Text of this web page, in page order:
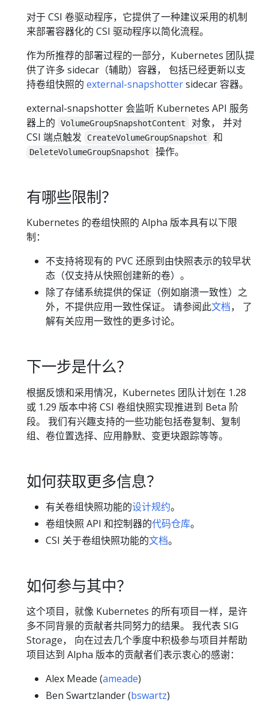
对于 CSI 卷驱动程序，它提供了一种建议采用的机制
来部署容器化的 CSI 驱动程序以简化流程。
作为所推荐的部署过程的一部分，Kubernetes 团队提
供了许多 sidecar（辅助）容器， 包括已经更新以支
持卷组快照的 external-snapshottersidecar 容器。
external-snapshotter 会监听 Kubernetes API 服务
器上的
VolumeGroupSnapshotContent
对象， 并对
CSI 端点触发
CreateVolumeGroupSnapshot 和
DeleteVolumeGroupSnapshot 操作。
有哪些限制？
Kubernetes 的卷组快照的 Alpha 版本具有以下限
制：
不支持将现有的 PVC 还原到由快照表示的较早状
态（仅支持从快照创建新的卷）。
除了存储系统提供的保证（例如崩溃一致性）之
外，不提供应用一致性保证。 请参阅此文档， 了
解有关应用一致性的更多讨论。
下一步是什么？
根据反馈和采用情况，Kubernetes 团队计划在 1.28
或 1.29 版本中将 CSI 卷组快照实现推进到 Beta 阶
段。 我们有兴趣支持的一些功能包括卷复制、复制
组、卷位置选择、应用静默、变更块跟踪等等。
如何获取更多信息？
有关卷组快照功能的设计规约。
卷组快照 API 和控制器的代码仓库。
CSI 关于卷组快照功能的文档。
如何参与其中？
这个项目，就像 Kubernetes 的所有项目一样，是许
多不同背景的贡献者共同努力的结果。 我代表 SIG
Storage， 向在过去几个季度中积极参与项目并帮助
项目达到 Alpha 版本的贡献者们表示衷心的感谢：
Alex Meade (ameade)
Ben Swartzlander (bswartz)